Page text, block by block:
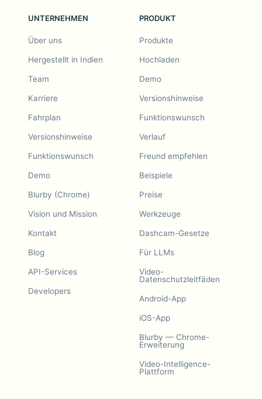
UNTERNEHMEN
Über uns
Hergestellt in Indien
Team
Karriere
Fahrplan
Versionshinweise
Funktionswunsch
Demo
Blurby (Chrome)
Vision und Mission
Kontakt
Blog
API-Services
Developers
PRODUKT
Produkte
Hochladen
Demo
Versionshinweise
Funktionswunsch
Verlauf
Freund empfehlen
Beispiele
Preise
Werkzeuge
Dashcam-Gesetze
Für LLMs
Video-
Datenschutzleitfäden
Android-App
iOS-App
Blurby — Chrome-
Erweiterung
Video-Intelligence-
Plattform